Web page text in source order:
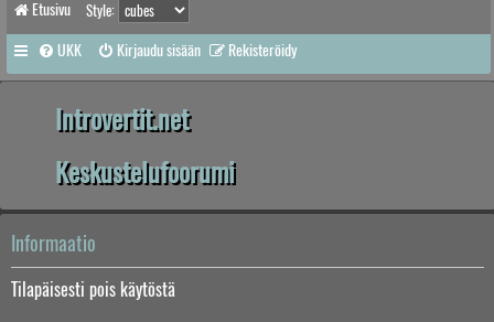
Etusivu Style:
UKK Kirjaudu sisään Rekisteröidy
Introvertit.net
Keskustelufoorumi
Informaatio
Tilapäisesti pois käytöstä